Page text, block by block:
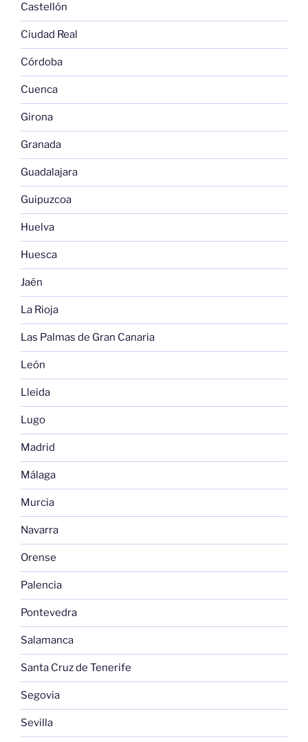
Castellón
Ciudad Real
Córdoba
Cuenca
Girona
Granada
Guadalajara
Guipuzcoa
Huelva
Huesca
Jaén
La Rioja
Las Palmas de Gran Canaria
León
Lleida
Lugo
Madrid
Málaga
Murcia
Navarra
Orense
Palencia
Pontevedra
Salamanca
Santa Cruz de Tenerife
Segovia
Sevilla